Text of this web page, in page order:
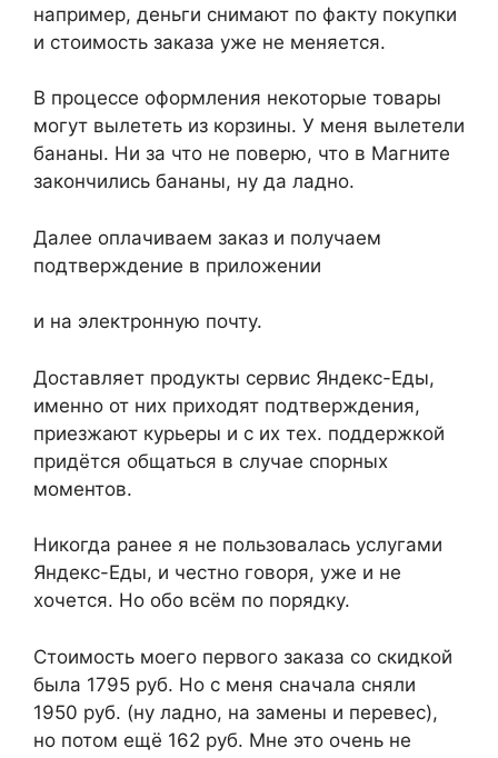
например, деньги снимают по факту покупки
и стоимость заказа уже не меняется.
В процессе оформления некоторые товары
могут вылететь из корзины. У меня вылетели
бананы. Ни за что не поверю, что в Магните
закончились бананы, ну да ладно.
Далее оплачиваем заказ и получаем
подтверждение в приложении
и на электронную почту.
Доставляет продукты сервис Яндекс-Еды,
именно от них приходят подтверждения,
приезжают курьеры и с их тех. поддержкой
придётся общаться в случае спорных
моментов.
Никогда ранее я не пользовалась услугами
Яндекс-Еды, и честно говоря, уже и не
хочется. Но обо всём по порядку.
Стоимость моего первого заказа со скидкой
была 1795 руб. Но с меня сначала сняли
1950 руб. (ну ладно, на замены и перевес),
но потом ещё 162 руб. Мне это очень не